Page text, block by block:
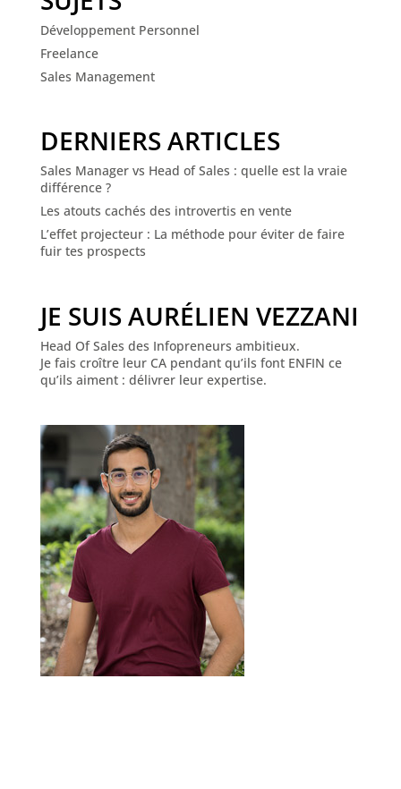
Développement Personnel
Freelance
Sales Management
DERNIERS ARTICLES
Sales Manager vs Head of Sales : quelle est la vraie
différence ?
Les atouts cachés des introvertis en vente
L’effet projecteur : La méthode pour éviter de faire
fuir tes prospects
JE SUIS AURÉLIEN VEZZANI
Head Of Sales des Infopreneurs ambitieux.
Je fais croître leur CA pendant qu’ils font ENFIN ce
qu’ils aiment : délivrer leur expertise.